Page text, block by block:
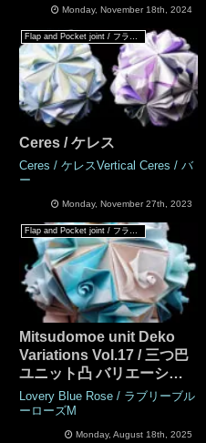
ざくら）」Monday, November 18th, 2024
Ceres / ケレス
Ceres / ケレスVertical Ceres / バ
ー
Monday, November 27th, 2023
Mitsudomoe unit Deko
Variations Vol.17 / 三つ巴
ユニット凸 バリエーショ
ン Vol.17
Lovery Blue Rose / ラブリーブル
ーローズM
Monday, August 18th, 2025